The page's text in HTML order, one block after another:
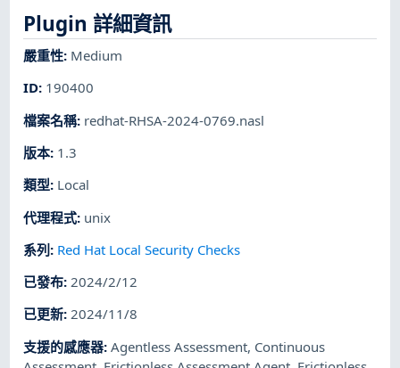
Plugin 詳細資訊
嚴重性: Medium
ID: 190400
檔案名稱: redhat-RHSA-2024-0769.nasl
版本: 1.3
類型: Local
代理程式: unix
系列: Red Hat Local Security Checks
已發布:2024/2/12
已更新:2024/11/8
支援的感應器:Agentless Assessment, Continuous